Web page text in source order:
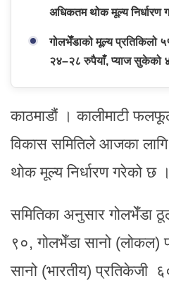
अधिकतम थोक मूल्य निर्धारण
गोलभेँडाको मूल्य प्रतिकिलो
२४–२८ रुपैयाँ, प्याज सुकेको
काठमाडौं । कालीमाटी
विकास समितिले आजका
थोक मूल्य निर्धारण गरेको छ ।
समितिका अनुसार गोलभेँडा
९०, गोलभेँडा सानो (लोकल)
सानो (भारतीय) प्रतिकेजी